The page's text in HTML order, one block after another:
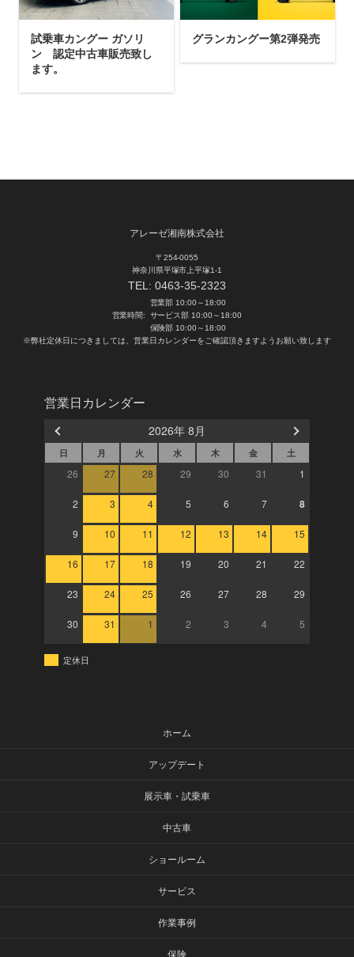
試乗車カングー ガソリ
ン 認定中古車販売致し
ます。
グランカングー第2弾発売
アレーゼ湘南株式会社
〒254-0055
神奈川県平塚市上平塚1-1
TEL:0463-35-2323
営業時間:
営業部 10:00～18:00
サービス部 10:00～18:00
保険部 10:00～18:00
※弊社定休日につきましては、営業日カレンダーをご確認頂きますようお願い致します
営業日カレンダー
2026年 8月
日 月 火 水 木 金 土
26 27 28 29 30 31 1
2 3 4 5 6 7 8
9 10 11 12 13 14 15
16 17 18 19 20 21 22
23 24 25 26 27 28 29
30 31 1 2 3 4 5
定休日
ホーム
アップデート
展示車・試乗車
中古車
ショールーム
サービス
作業事例
保険